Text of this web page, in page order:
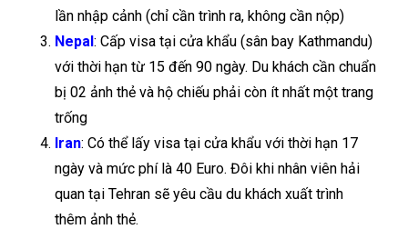
lần nhập cảnh (chỉ cần trình ra, không cần nộp)
Nepal: Cấp visa tại cửa khẩu (sân bay Kathmandu)
với thời hạn từ 15 đến 90 ngày. Du khách cần chuẩn
bị 02 ảnh thẻ và hộ chiếu phải còn ít nhất một trang
trống
Iran: Có thể lấy visa tại cửa khẩu với thời hạn 17
ngày và mức phí là 40 Euro. Đôi khi nhân viên hải
quan tại Tehran sẽ yêu cầu du khách xuất trình
thêm ảnh thẻ.